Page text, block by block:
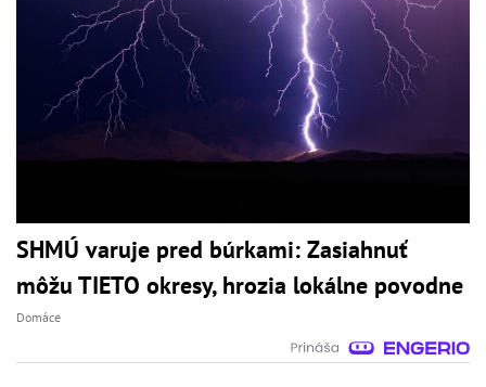
SHMÚ varuje pred búrkami: Zasiahnuť
môžu TIETO okresy, hrozia lokálne povodne
Domáce